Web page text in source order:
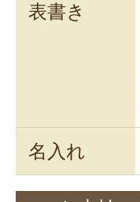
表書き
名入れ